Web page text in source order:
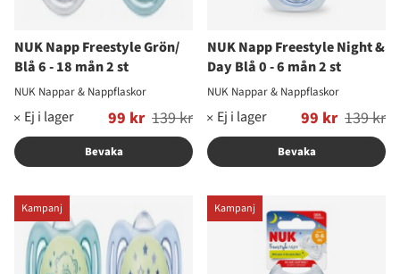
NUK Napp Freestyle Grön/
Blå 6 - 18 mån 2 st
NUK Nappar & Nappflaskor
99 kr
Ordinarie pris: 139 kr
Bevaka
NUK Napp Freestyle Night &
Day Blå 0 - 6 mån 2 st
NUK Nappar & Nappflaskor
99 kr
Ordinarie pris: 139 kr
Bevaka
Kampanj Kampanj